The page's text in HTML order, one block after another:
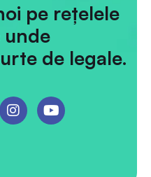
pe rețelele
unde
de legale.